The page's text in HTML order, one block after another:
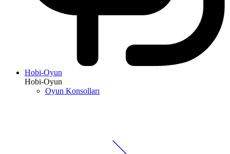
Hobi-Oyun
Hobi-Oyun
Oyun Konsolları